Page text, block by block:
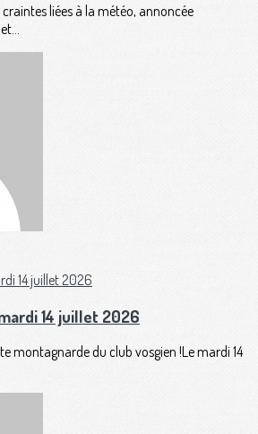
liées à la météo, annoncée
14 juillet 2026
montagnarde du club vosgien !Le mardi 14